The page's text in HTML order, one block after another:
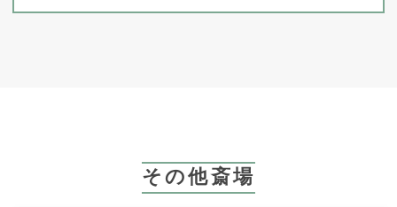
その他斎場